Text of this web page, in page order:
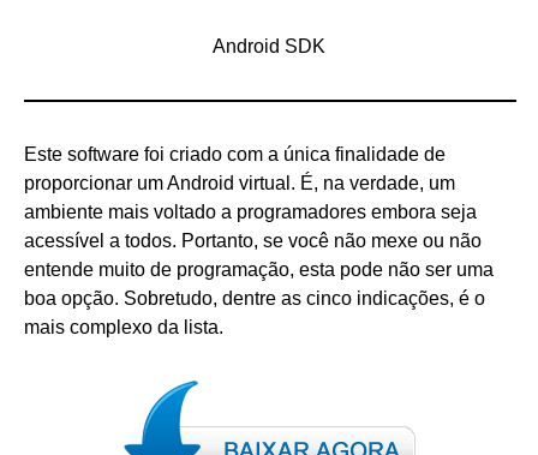
Android SDK
Este software foi criado com a única finalidade de
proporcionar um Android virtual. É, na verdade, um
ambiente mais voltado a programadores embora seja
acessível a todos. Portanto, se você não mexe ou não
entende muito de programação, esta pode não ser uma
boa opção. Sobretudo, dentre as cinco indicações, é o
mais complexo da lista.